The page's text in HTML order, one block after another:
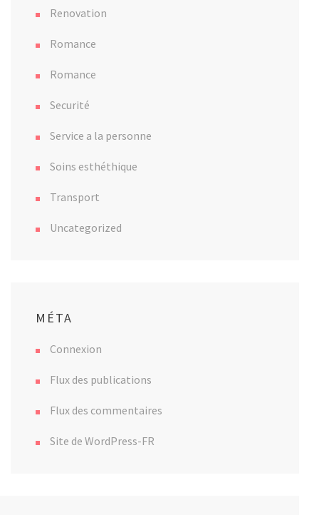
Renovation
Romance
Romance
Securité
Service a la personne
Soins esthéthique
Transport
Uncategorized
MÉTA
Connexion
Flux des publications
Flux des commentaires
Site de WordPress-FR